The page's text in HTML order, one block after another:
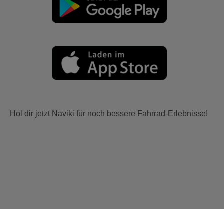
Hol dir jetzt Naviki für noch bessere Fahrrad-Erlebnisse!